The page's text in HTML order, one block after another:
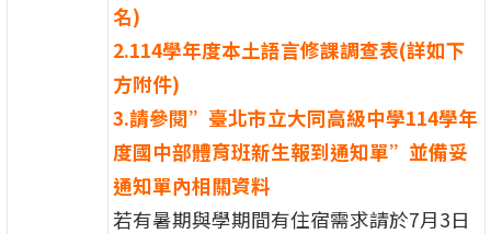
名)
2.114學年度本土語言修課調查表(詳如下
方附件)
3.請參閱”臺北市立大同高級中學114學年
度國中部體育班新生報到通知單”並備妥
通知單內相關資料
若有暑期與學期間有住宿需求請於7月3日